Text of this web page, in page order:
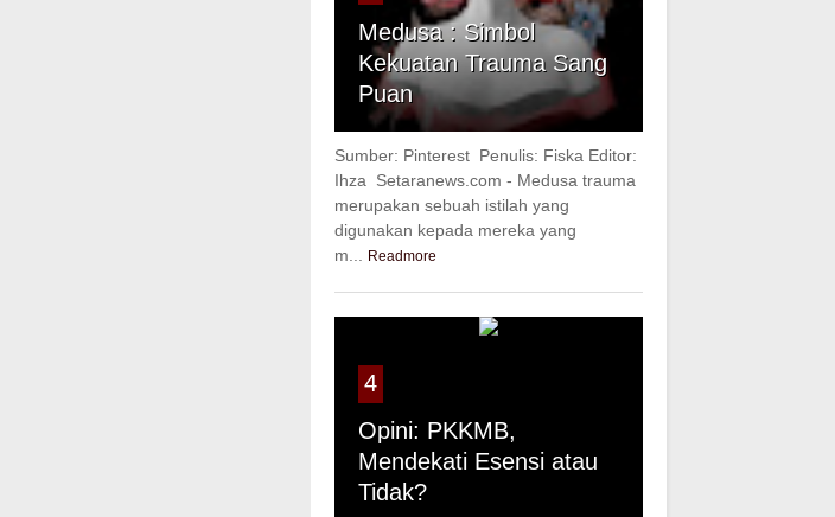
Medusa : Simbol
Kekuatan Trauma Sang
Puan
Sumber: Pinterest Penulis: Fiska Editor:
Ihza Setaranews.com - Medusa trauma
merupakan sebuah istilah yang
digunakan kepada mereka yang
m...
Readmore
4
Opini: PKKMB,
Mendekati Esensi atau
Tidak?